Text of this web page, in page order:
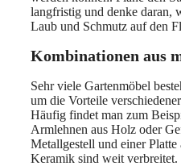
langfristig und denke daran,
Laub und Schmutz auf den
Kombinationen aus
Sehr viele Gartenmöbel
um die Vorteile
Häufig findet man zum
Armlehnen aus Holz oder
Metallgestell und einer
Keramik sind weit verbreitet.